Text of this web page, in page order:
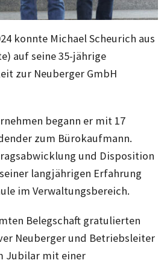
konnte Michael Scheurich aus
auf seine 35-jährige
zur Neuberger GmbH
begann er mit 17
zum Bürokaufmann.
und Disposition
langjährigen Erfahrung
im Verwaltungsbereich.
Belegschaft gratulierten
Neuberger und Betriebsleiter
Jubilar mit einer